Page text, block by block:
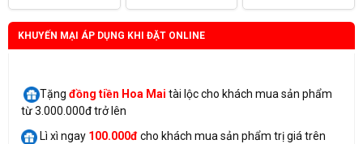
KHUYẾN MẠI ÁP DỤNG KHI ĐẶT ONLINE
Tặng đồng tiền Hoa Mai tài lộc cho khách mua sản phẩm
từ 3.000.000đ trở lên
Lì xì ngay 100.000đcho khách mua sản phẩm trị giá trên